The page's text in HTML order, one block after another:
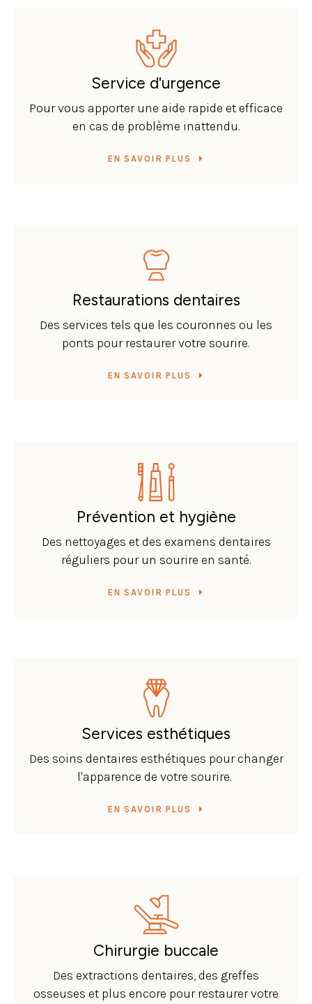
Service d'urgence
Pour vous apporter une aide rapide et efficace
en cas de problème inattendu.
EN SAVOIR PLUS
Restaurations dentaires
Des services tels que les couronnes ou les
ponts pour restaurer votre sourire.
EN SAVOIR PLUS
Prévention et hygiène
Des nettoyages et des examens dentaires
réguliers pour un sourire en santé.
EN SAVOIR PLUS
Services esthétiques
Des soins dentaires esthétiques pour changer
l'apparence de votre sourire.
EN SAVOIR PLUS
Chirurgie buccale
Des extractions dentaires, des greffes
osseuses et plus encore pour restaurer votre